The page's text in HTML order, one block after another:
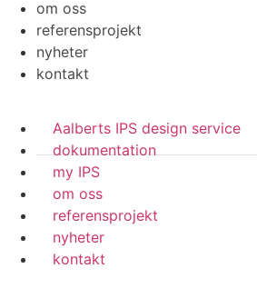
om oss
referensprojekt
nyheter
kontakt
Aalberts IPS design service
dokumentation
my IPS
om oss
referensprojekt
nyheter
kontakt